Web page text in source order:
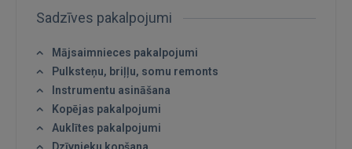
Ienākt
Sadzīves pakalpojumi
Mājsaimnieces pakalpojumi
Pulksteņu, briļļu, somu remonts
Instrumentu asināšana
Kopējas pakalpojumi
Auklītes pakalpojumi